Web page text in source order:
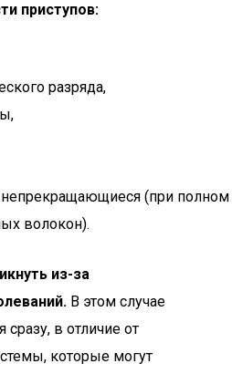
приступов:
разряда,
(при полном
волокон).
из-за
В этом случае
сразу, в отличие от
которые могут